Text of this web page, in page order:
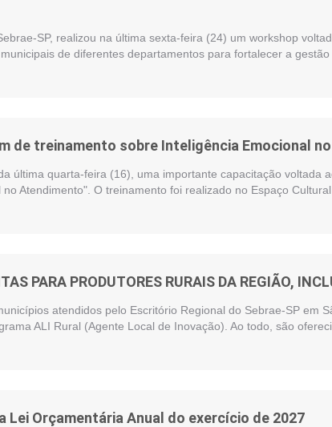
SP, realizou na última sexta-feira (24) um workshop
de diferentes departamentos para fortalecer a
de treinamento sobre Inteligência Emocional
última quarta-feira (16), uma importante capacitação voltada
Atendimento". O treinamento foi realizado no Espaço
PARA PRODUTORES RURAIS DA REGIÃO,
atendidos pelo Escritório Regional do Sebrae-SP em
ALI Rural (Agente Local de Inovação). Ao todo, são
Lei Orçamentária Anual do exercício de 2027